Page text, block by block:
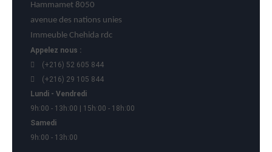
Hammamet 8050
avenue des nations unies
Immeuble Chehida rdc
Appelez nous :
(+216) 52 605 844
(+216) 29 105 844
Lundi - Vendredi
9h:00 - 13h:00 | 15h:00 - 18h:00
Samedi
9h:00 - 13h:00